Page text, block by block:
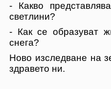
- Какво
светлини?
- Как се образуват
снега?
Ново изследване на
здравето ни.